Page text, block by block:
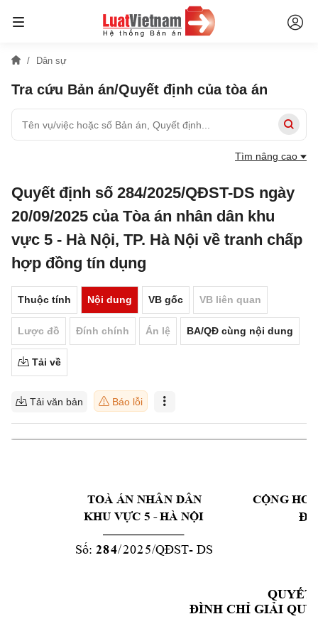
Dân sự
Tra cứu Bản án/Quyết định của tòa án
Tìm nâng cao
Quyết định số 284/2025/QĐST-DS ngày
20/09/2025 của Tòa án nhân dân khu
vực 5 - Hà Nội, TP. Hà Nội về tranh chấp
hợp đồng tín dụng
Thuộc tính Nội dung VB gốc VB liên quan
Lược đồ Đính chính Án lệ BA/QĐ cùng nội dung
Tải về
Tải văn bản Báo lỗi
TOÀ ÁN NHÂN DÂN
KHU VỰC 5 - HÀ NỘI
Số: 284/2025/QĐST- DS
CỘNG HOÀ
QUYẾT
ĐÌNH CHỈ GIẢI Q